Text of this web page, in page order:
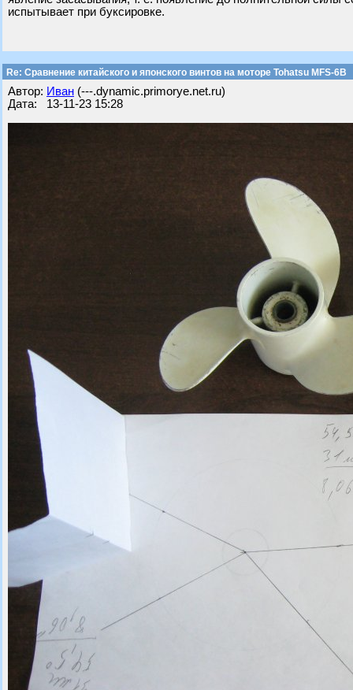
испытывает при буксировке.
Re: Сравнение китайского и японского винтов на моторе Tohatsu MFS-6B
Автор: Иван (---.dynamic.primorye.net.ru)
Дата: 13-11-23 15:28